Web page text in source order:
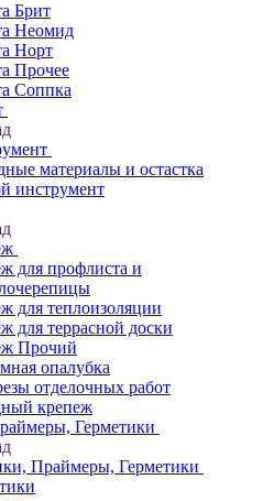
Брит
Неомид
Норт
Прочее
Соппка
материалы и остастка
инструмент
для профлиста и
для теплоизоляции
для террасной доски
Прочий
опалубка
отделочных работ
крепеж
Герметики
Праймеры, Герметики